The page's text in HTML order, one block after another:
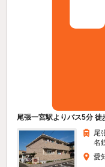
尾張一宮駅よりバス5分
尾
名
愛